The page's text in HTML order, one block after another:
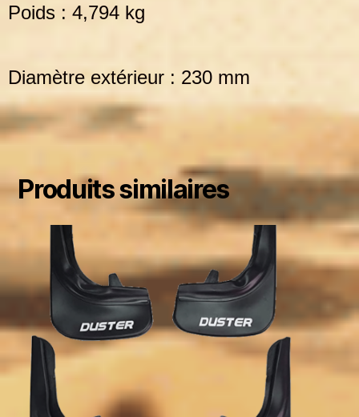
Poids : 4,794 kg
Diamètre extérieur : 230 mm
Produits similaires